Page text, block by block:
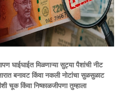
घाईघाईत मिळणाऱ्या सुट्या पैशांची नीट
बनावट किंवा नकली नोटांचा सुळसुळाट
चूक किंवा निष्काळजीपणा तुम्हाला